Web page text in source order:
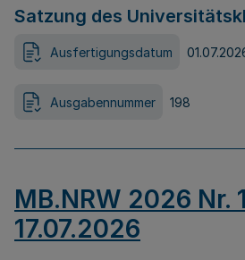
Satzung des
Ausfertigungsdatum
Ausgabennummer 198
MB.NRW 2026 Nr.
17.07.2026